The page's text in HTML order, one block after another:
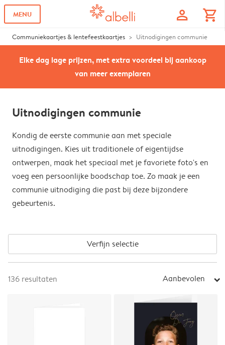
MENU profile shopping_cart
Communiekaartjes & lentefeestkaartjes Uitnodigingen communie
Elke dag lage prijzen, met extra voordeel bij aankoop
van meer exemplaren
Uitnodigingen communie
Kondig de eerste communie aan met speciale
uitnodigingen. Kies uit traditionele of eigentijdse
ontwerpen, maak het speciaal met je favoriete foto's en
voeg een persoonlijke boodschap toe. Zo maak je een
communie uitnodiging die past bij deze bijzondere
gebeurtenis.
Verfijn selectie
136 resultaten Aanbevolen arrow_right